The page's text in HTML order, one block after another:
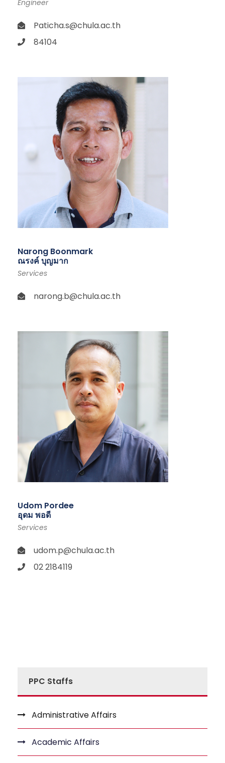
Engineer
Paticha.s@chula.ac.th
84104
Narong Boonmark
ณรงค์ บุญมาก
Services
narong.b@chula.ac.th
Udom Pordee
อุดม พอดี
Services
udom.p@chula.ac.th
02 2184119
PPC Staffs
Administrative Affairs
Academic Affairs